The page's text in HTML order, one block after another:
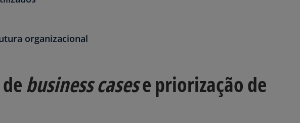
organizacional
business casese priorização de